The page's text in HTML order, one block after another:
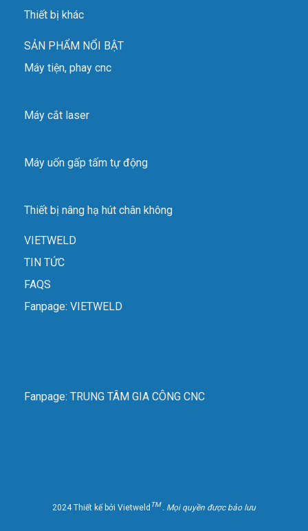
Thiết bị khác
SẢN PHẨM NỔI BẬT
Máy tiện, phay cnc
Máy cắt laser
Máy uốn gấp tấm tự động
Thiết bị nâng hạ hút chân không
VIETWELD
TIN TỨC
FAQS
Fanpage: VIETWELD
Fanpage: TRUNG TÂM GIA CÔNG CNC
2024 Thiết kế bởi Vietweld TM. Mọi quyền được bảo lưu